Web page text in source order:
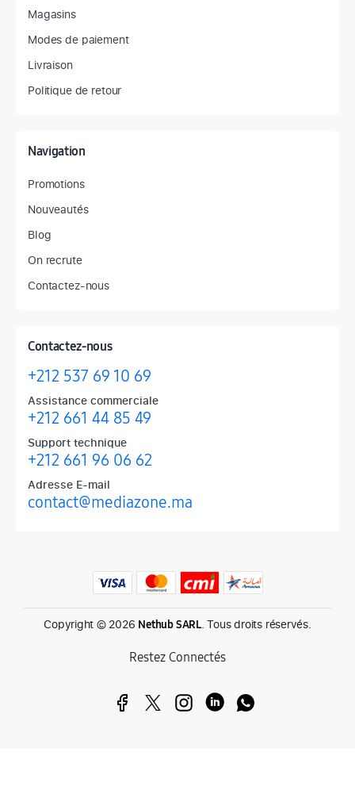
Magasins
Modes de paiement
Livraison
Politique de retour
Navigation
Promotions
Nouveautés
Blog
On recrute
Contactez-nous
Contactez-nous
+212 537 69 10 69
Assistance commerciale
+212 661 44 85 49
Support technique
+212 661 96 06 62
Adresse E-mail
contact@mediazone.ma
Produits phares chez Mediazone
Retrouvez chez Mediazone les références incontournables :
Copyright © 2026 Nethub SARL. Tous droits réservés.
Restez Connectés